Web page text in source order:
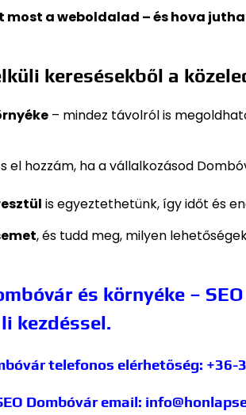
most a weboldalad – és hova
keresésekből a
– mindez távolról is
el hozzám, ha a vállalkozásod
is egyeztethetünk, így időt és
, és tudd meg, milyen
és környéke –
kezdéssel.
telefonos elérhetőség: +36-
Dombóváremail: